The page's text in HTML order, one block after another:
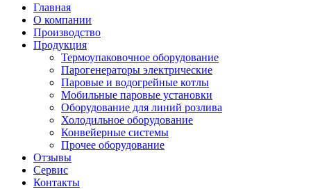
Главная
О компании
Производство
Продукция
Термоупаковочное оборудование
Парогенераторы электрические
Паровые и водогрейные котлы
Мобильные паровые установки
Оборудование для линий розлива
Холодильное оборудование
Конвейерные системы
Прочее оборудование
Отзывы
Сервис
Контакты